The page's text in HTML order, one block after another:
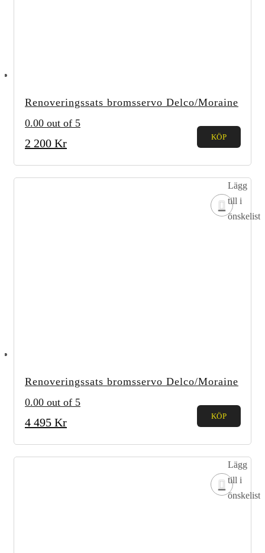
Renoveringssats bromsservo Delco/Moraine
0.00 out of 5
2 200 Kr KÖP
Renoveringssats bromsservo Delco/Moraine
0.00 out of 5
4 495 Kr
Lägg
till i
önskelista
KÖP
Lägg
till i
önskelista